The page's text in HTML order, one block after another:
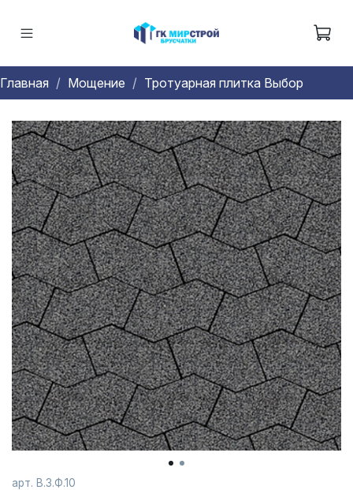
Главная Мощение Тротуарная плитка Выбор
арт. В.3.Ф.10